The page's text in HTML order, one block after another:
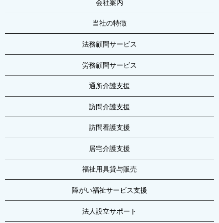
会社案内
当社の特徴
法務顧問サービス
労務顧問サービス
通所介護支援
訪問介護支援
訪問看護支援
居宅介護支援
福祉用具貸与販売
障がい福祉サービス支援
法人設立サポート